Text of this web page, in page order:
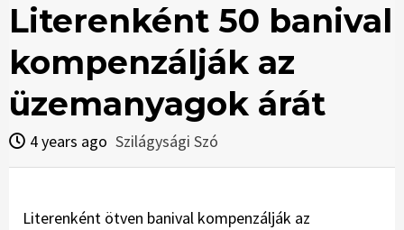
Literenként 50 banival
kompenzálják az
üzemanyagok árát
4 years ago Szilágysági Szó
Literenként ötven banival kompenzálják az